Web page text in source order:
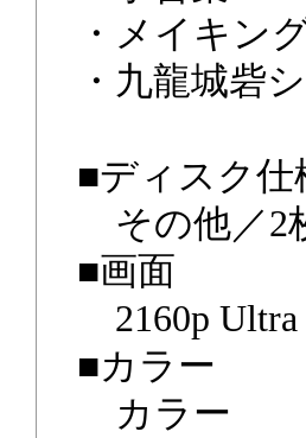
・メイキン
・九龍城砦
■ディスク仕
その他／2
■画面
2160p
■カラー
カラー